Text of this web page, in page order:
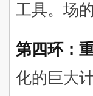
工具。场
第四环：
化的巨大